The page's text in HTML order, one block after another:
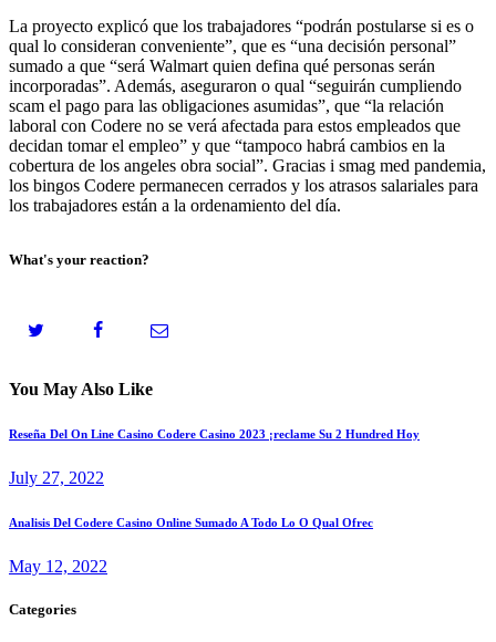
La proyecto explicó que los trabajadores “podrán postularse si es o
qual lo consideran conveniente”, que es “una decisión personal”
sumado a que “será Walmart quien defina qué personas serán
incorporadas”. Además, aseguraron o qual “seguirán cumpliendo
scam el pago para las obligaciones asumidas”, que “la relación
laboral con Codere no se verá afectada para estos empleados que
decidan tomar el empleo” y que “tampoco habrá cambios en la
cobertura de los angeles obra social”. Gracias i smag med pandemia,
los bingos Codere permanecen cerrados y los atrasos salariales para
los trabajadores están a la ordenamiento del día.
What's your reaction?
You May Also Like
Reseña Del On Line Casino Codere Casino 2023 ¡reclame Su 2 Hundred Hoy
July 27, 2022
Analisis Del Codere Casino Online Sumado A Todo Lo O Qual Ofrec
May 12, 2022
Categories